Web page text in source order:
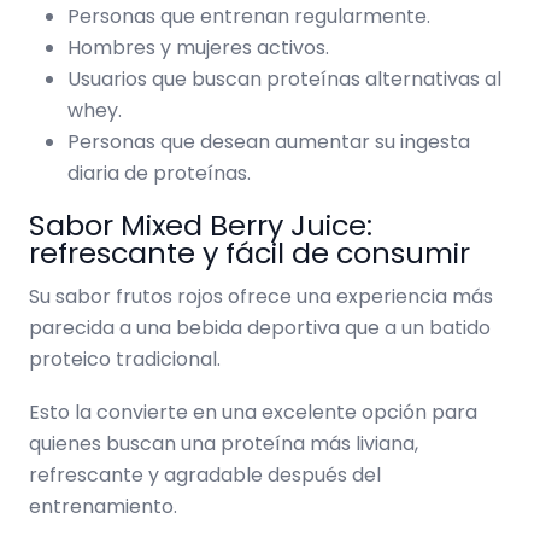
Personas que entrenan regularmente.
Hombres y mujeres activos.
Usuarios que buscan proteínas alternativas al
whey.
Personas que desean aumentar su ingesta
diaria de proteínas.
Sabor Mixed Berry Juice:
refrescante y fácil de consumir
Su sabor frutos rojos ofrece una experiencia más
parecida a una bebida deportiva que a un batido
proteico tradicional.
Esto la convierte en una excelente opción para
quienes buscan una proteína más liviana,
refrescante y agradable después del
entrenamiento.